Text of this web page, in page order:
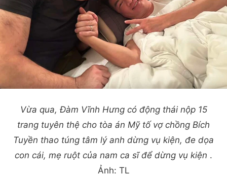
Vừa qua, Đàm Vĩnh Hưng có động thái nộp 15
trang tuyên thệ cho tòa án Mỹ tố vợ chồng Bích
Tuyền thao túng tâm lý anh dừng vụ kiện, đe dọa
con cái, mẹ ruột của nam ca sĩ để dừng vụ kiện .
Ảnh: TL